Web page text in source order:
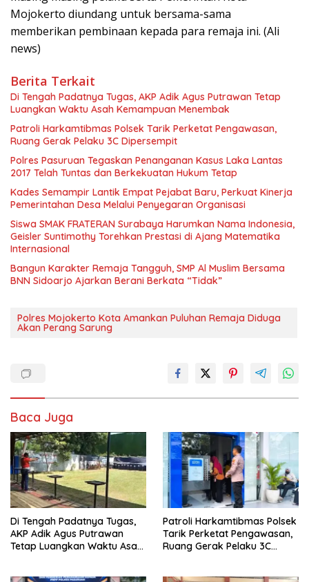
Mojokerto diundang untuk bersama-sama
memberikan pembinaan kepada para remaja ini. (Ali
news)
Berita Terkait
Di Tengah Padatnya Tugas, AKP Adik Agus Putrawan Tetap
Luangkan Waktu Asah Kemampuan Menembak
Patroli Harkamtibmas Polsek Tarik Perketat Pengawasan,
Ruang Gerak Pelaku 3C Dipersempit
Polres Pasuruan Tegaskan Penanganan Kasus Laka Lantas
2017 Telah Tuntas dan Berkekuatan Hukum Tetap
Kades Semampir Lantik Empat Pejabat Baru, Perkuat Kinerja
Pemerintahan Desa Melalui Penyegaran Organisasi
Siswa SMAK FRATERAN Surabaya Harumkan Nama Indonesia,
Geisler Suntimothy Torehkan Prestasi di Ajang Matematika
Internasional
Bangun Karakter Remaja Tangguh, SMP Al Muslim Bersama
BNN Sidoarjo Ajarkan Berani Berkata “Tidak”
Polres Mojokerto Kota Amankan Puluhan Remaja Diduga
Akan Perang Sarung
Baca Juga
Di Tengah Padatnya Tugas,
AKP Adik Agus Putrawan
Tetap Luangkan Waktu Asah
Patroli Harkamtibmas Polsek
Tarik Perketat Pengawasan,
Ruang Gerak Pelaku 3C